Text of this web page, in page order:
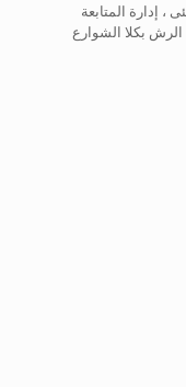
، إدارة المتابعة
الرش بكلا الشوارع